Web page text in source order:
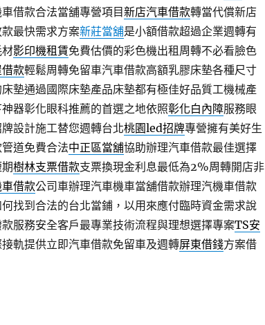
借款合法當舖專營項目新店汽車借款轉當代償新店
最快需求方案新莊當舖是小額借款超過企業週轉有
影印機租賃免費估價的彩色機出租周轉不必看臉色
款輕鬆周轉免留車汽車借款高額乳膠床墊各種尺寸
墊通過國際床墊產品床墊都有極佳好品質工機械產
器彰化眼科推薦的首選之地依照彰化白內障服務眼
設計施工替您週轉台北桃園led招牌專營擁有美好生
道免費合法中正區當舖協助辦理汽車借款最佳選擇
樹林支票借款支票換現金利息最低為2%周轉開店非
借款公司車辦理汽車機車當舖借款辦理汽機車借款
找到合法的台北當鋪，以用來應付臨時資金需求說
服務安全客戶最專業技術流程與理想選擇專案TS安
軌提供立即汽車借款免留車及週轉屏東借錢方案借